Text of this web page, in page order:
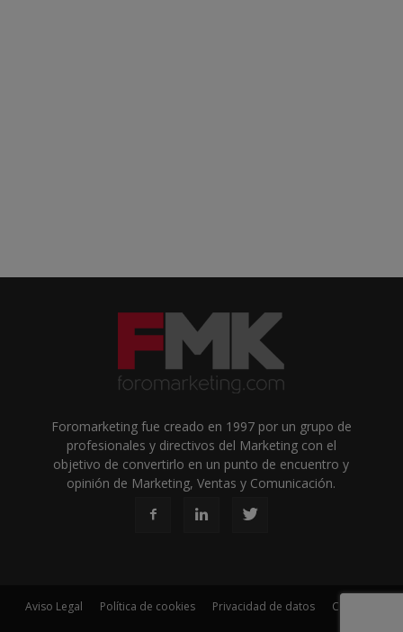
Foromarketing fue creado en 1997 por un grupo de
profesionales y directivos del Marketing con el
objetivo de convertirlo en un punto de encuentro y
opinión de Marketing, Ventas y Comunicación.
Aviso Legal Política de cookies Privacidad de datos Contacto